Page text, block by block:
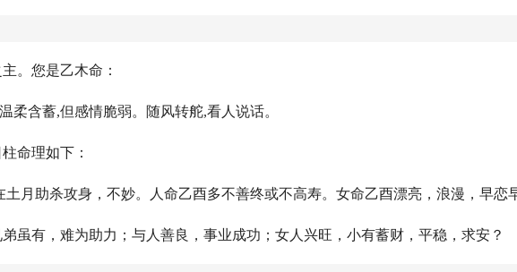
。您是乙木命：
柔含蓄,但感情脆弱。随风转舵,看人说话。
命理如下：
月助杀攻身，不妙。人命乙酉多不善终或不高寿。女命乙酉漂亮，浪漫，早恋
虽有，难为助力；与人善良，事业成功；女人兴旺，小有蓄财，平稳，求安？